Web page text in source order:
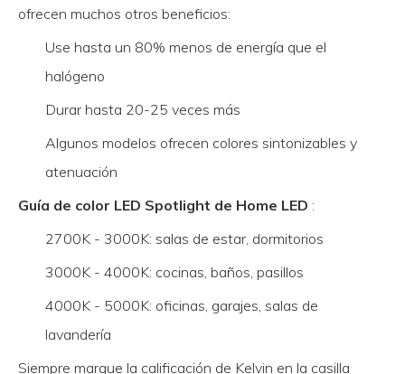
ofrecen muchos otros beneficios:
Use hasta un 80% menos de energía que el
halógeno
Durar hasta 20-25 veces más
Algunos modelos ofrecen colores sintonizables y
atenuación
Guía de color LED Spotlight de Home LED :
2700K - 3000K: salas de estar, dormitorios
3000K - 4000K: cocinas, baños, pasillos
4000K - 5000K: oficinas, garajes, salas de
lavandería
Siempre marque la calificación de Kelvin en la casilla